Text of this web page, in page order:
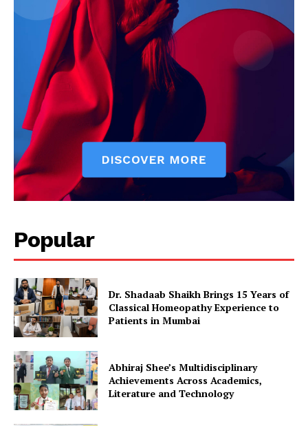
Popular
Dr. Shadaab Shaikh Brings 15 Years of
Classical Homeopathy Experience to
Patients in Mumbai
Abhiraj Shee’s Multidisciplinary
Achievements Across Academics,
Literature and Technology